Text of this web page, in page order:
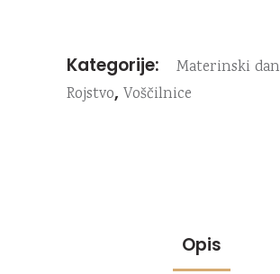
Kategorije: Materinski dan
Rojstvo, Voščilnice
Opis